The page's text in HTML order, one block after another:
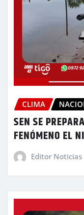
CLIMA
SEN SE
FENÓMENO EL
Editor Noticias